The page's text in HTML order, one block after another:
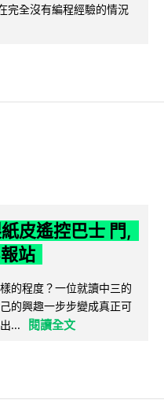
完全沒有編程經驗的情況
皮遙控巴士 門,
站
的程度？一位就讀中三的
的興趣一步步變成真正可
...
閱讀全文